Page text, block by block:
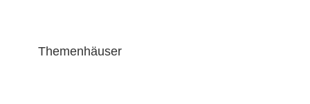
Themenhäuser